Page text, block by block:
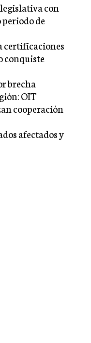
con
de
certificaciones
conquiste
brecha
OIT
cooperación
afectados y